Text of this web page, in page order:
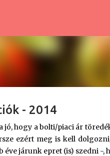
- 2014
jó, hogy a bolti/piaci ár
ezért meg is kell
járunk epret (is) szedni -